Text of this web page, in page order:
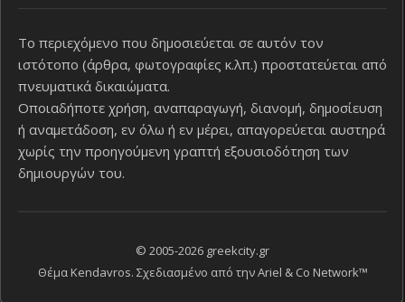
Το περιεχόμενο που δημοσιεύεται σε αυτόν τον
ιστότοπο (άρθρα, φωτογραφίες κ.λπ.) προστατεύεται από
πνευματικά δικαιώματα.
Οποιαδήποτε χρήση, αναπαραγωγή, διανομή, δημοσίευση
ή αναμετάδοση, εν όλω ή εν μέρει, απαγορεύεται αυστηρά
χωρίς την προηγούμενη γραπτή εξουσιοδότηση των
δημιουργών του.
© 2005-2026 greekcity.gr
Θέμα Kendavros. Σχεδιασμένο από τηνAriel & Co Network™